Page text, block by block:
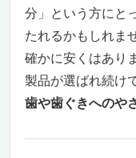
分」という方にと
たれるかもしれま
確かに安くはあり
製品が選ばれ続け
歯や歯ぐきへのや